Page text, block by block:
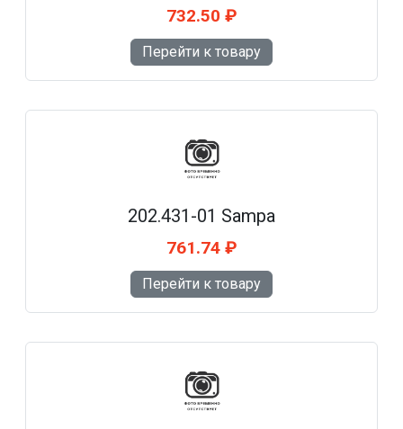
732.50 ₽
Перейти к товару
202.431-01 Sampa
761.74 ₽
Перейти к товару